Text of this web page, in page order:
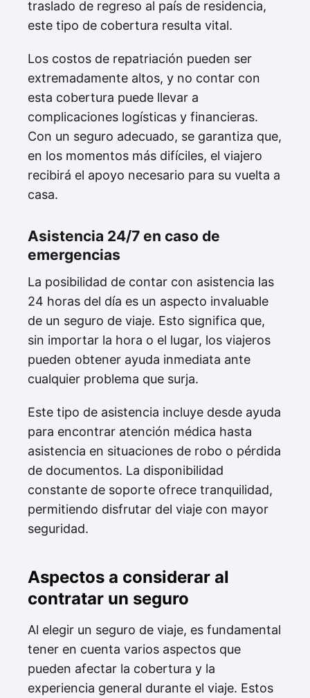
traslado de regreso al país de residencia,
este tipo de cobertura resulta vital.
Los costos de repatriación pueden ser
extremadamente altos, y no contar con
esta cobertura puede llevar a
complicaciones logísticas y financieras.
Con un seguro adecuado, se garantiza que,
en los momentos más difíciles, el viajero
recibirá el apoyo necesario para su vuelta a
casa.
Asistencia 24/7 en caso de
emergencias
La posibilidad de contar con asistencia las
24 horas del día es un aspecto invaluable
de un seguro de viaje. Esto significa que,
sin importar la hora o el lugar, los viajeros
pueden obtener ayuda inmediata ante
cualquier problema que surja.
Este tipo de asistencia incluye desde ayuda
para encontrar atención médica hasta
asistencia en situaciones de robo o pérdida
de documentos. La disponibilidad
constante de soporte ofrece tranquilidad,
permitiendo disfrutar del viaje con mayor
seguridad.
Aspectos a considerar al
contratar un seguro
Al elegir un seguro de viaje, es fundamental
tener en cuenta varios aspectos que
pueden afectar la cobertura y la
experiencia general durante el viaje. Estos